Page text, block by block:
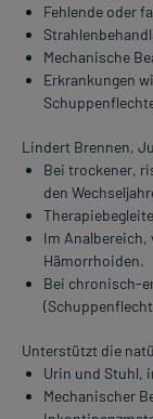
Fehlende oder
Mechanische
Erkrankungen
Lindert Brennen,
Bei trockener,
den
Im Analbereich,
Hämorrhoiden.
Bei chronisch-
Unterstützt die
Urin und Stuhl,
Mechanischer